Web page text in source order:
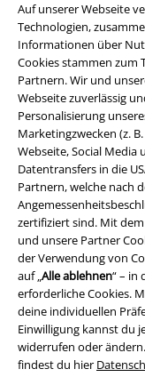
Auf unserer Webseite
Technologien,
Informationen über
Cookies stammen zum
Partnern. Wir und
Webseite zuverlässig
Personalisierung
Marketingzwecken (z.
Webseite, Social Media
Datentransfers in die
Partnern, welche nach
zertifiziert sind. Mit dem
und unsere Partner
der Verwendung von
auf „Alle ablehnen“ – in
erforderliche Cookies.
deine individuellen
Einwilligung kannst du
widerrufen oder
findest du hier
Gewinnspiele
EMP Gutscheine
EMP Backstage
Studentenrabatt
Über EMP
EMP Events
Partnerprogramm
EMP Stores
Nachhaltigkeit